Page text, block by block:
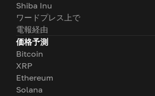
Shiba Inu
ワードプレス上で
電報経由
価格予測
Bitcoin
XRP
Ethereum
Solana